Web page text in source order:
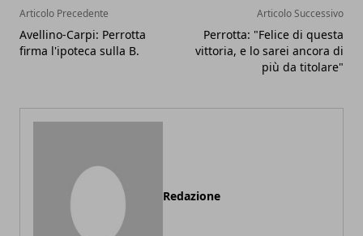
Articolo Precedente
Avellino-Carpi: Perrotta
firma l'ipoteca sulla B.
Articolo Successivo
Perrotta: "Felice di questa
vittoria, e lo sarei ancora di
più da titolare"
Redazione